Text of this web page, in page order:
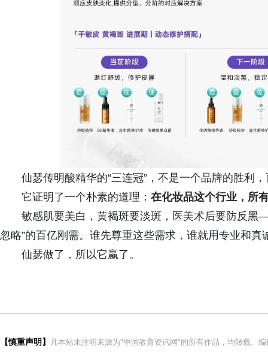
仙瑟传明酸精华的“三连冠”，不是一个品牌的胜利
它证明了一个朴素的道理： 在化妆品这个行业，所
敏感肌要美白，黄褐斑要淡斑，医美术后要防反
忽略”的百亿刚需。谁先尊重这些需求，谁就用专业和真
仙瑟做了，所以它赢了。
【慎重声明】
凡本站未注明来源为"中国教育资讯网"的所有作品，均转载、